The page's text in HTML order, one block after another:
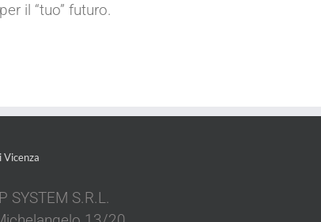
il “tuo” futuro.
Vicenza
SYSTEM S.R.L.